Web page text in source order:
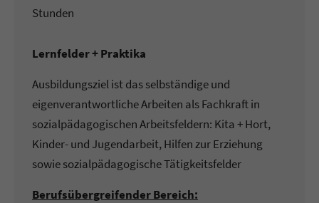
Stunden
Lernfelder + Praktika
Ausbildungsziel ist das selbständige und
eigenverantwortliche Arbeiten als Fachkraft in
sozialpädagogischen Arbeitsfeldern: Kita + Hort,
Kinder- und Jugendarbeit, Hilfen zur Erziehung
sowie sozialpädagogische Tätigkeitsfelder
Berufsübergreifender Bereich: